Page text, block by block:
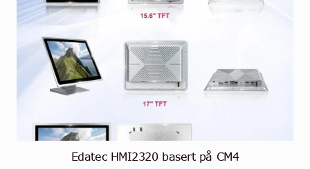
Edatec HMI2320 basert på CM4